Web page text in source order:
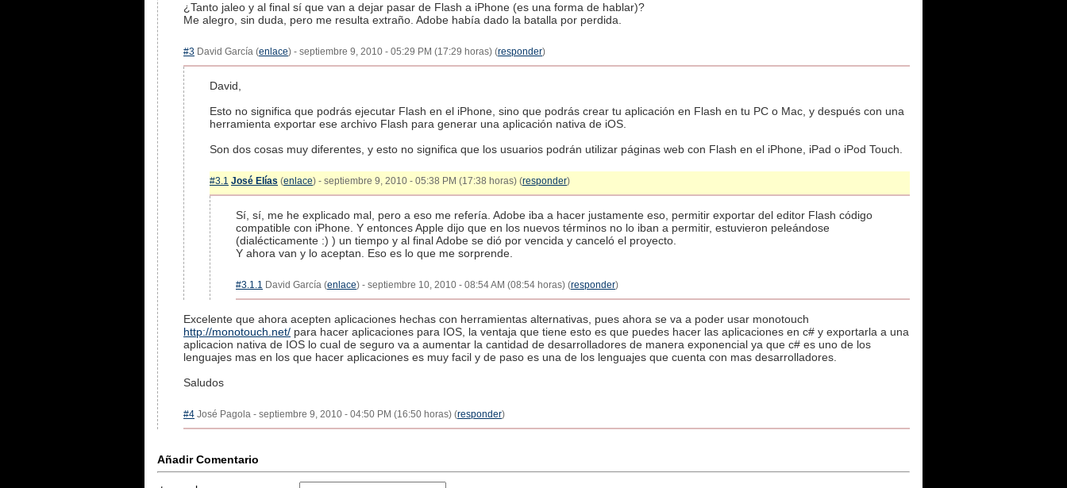
¿Tanto jaleo y al final sí que van a dejar pasar de Flash a iPhone (es una forma de hablar)?
Me alegro, sin duda, pero me resulta extraño. Adobe había dado la batalla por perdida.
#3 David García (enlace) - septiembre 9, 2010 - 05:29 PM (17:29 horas) (responder)
David,
Esto no significa que podrás ejecutar Flash en el iPhone, sino que podrás crear tu aplicación en Flash en tu PC o Mac, y después con una
herramienta exportar ese archivo Flash para generar una aplicación nativa de iOS.
Son dos cosas muy diferentes, y esto no significa que los usuarios podrán utilizar páginas web con Flash en el iPhone, iPad o iPod Touch.
#3.1 José Elías (enlace) - septiembre 9, 2010 - 05:38 PM (17:38 horas) (responder)
Sí, sí, me he explicado mal, pero a eso me refería. Adobe iba a hacer justamente eso, permitir exportar del editor Flash código
compatible con iPhone. Y entonces Apple dijo que en los nuevos términos no lo iban a permitir, estuvieron peleándose
(dialécticamente :) ) un tiempo y al final Adobe se dió por vencida y canceló el proyecto.
Y ahora van y lo aceptan. Eso es lo que me sorprende.
#3.1.1 David García (enlace) - septiembre 10, 2010 - 08:54 AM (08:54 horas) (responder)
Excelente que ahora acepten aplicaciones hechas con herramientas alternativas, pues ahora se va a poder usar monotouch
http://monotouch.net/ para hacer aplicaciones para IOS, la ventaja que tiene esto es que puedes hacer las aplicaciones en c# y exportarla a una
aplicacion nativa de IOS lo cual de seguro va a aumentar la cantidad de desarrolladores de manera exponencial ya que c# es uno de los
lenguajes mas en los que hacer aplicaciones es muy facil y de paso es una de los lenguajes que cuenta con mas desarrolladores.
Saludos
#4 José Pagola - septiembre 9, 2010 - 04:50 PM (16:50 horas) (responder)
Añadir Comentario